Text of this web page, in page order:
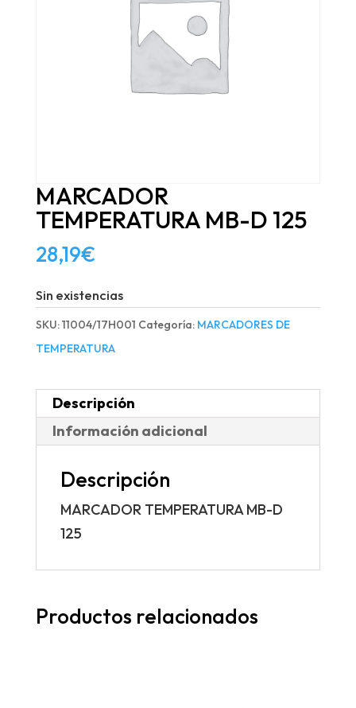
MARCADOR
TEMPERATURA MB-D 125
28,19€
Sin existencias
SKU:11004/17H001 Categoría: MARCADORES DE
TEMPERATURA
Descripción
Información adicional
Descripción
MARCADOR TEMPERATURA MB-D
125
Productos relacionados